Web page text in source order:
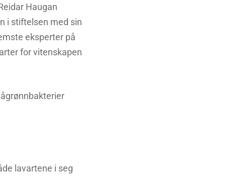
Haugan
i stiftelsen med sin
eksperter på
for vitenskapen
lavartene i seg